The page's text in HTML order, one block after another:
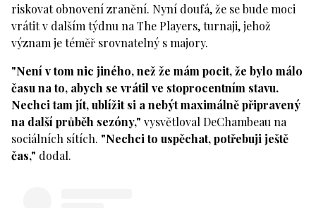
riskovat obnovení zranění. Nyní doufá, že se bude moci
vrátit v dalším týdnu na The Players, turnaji, jehož
význam je téměř srovnatelný s majory.
"Není v tom nic jiného, než že mám pocit, že bylo málo
času na to, abych se vrátil ve stoprocentním stavu.
Nechci tam jít, ublížit si a nebýt maximálně připravený
na další průběh sezóny," vysvětloval DeChambeau na
sociálních sítích. "Nechci to uspěchat, potřebuji ještě
čas," dodal.